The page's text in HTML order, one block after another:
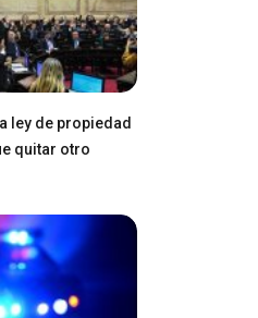
ley de propiedad
quitar otro